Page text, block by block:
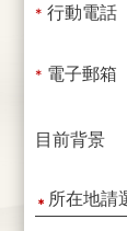
* 行動電話
* 電子郵箱
目前背景
*